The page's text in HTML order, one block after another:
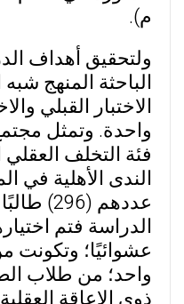
م).
ولتحقيق أهداف
الباحثة المنهج
الاختبار القبلي
واحدة. وتمثل
فئة التخلف العقلي
الندى الأهلية في
عددهم
الدراسة فتم
واحد؛ من طلاب